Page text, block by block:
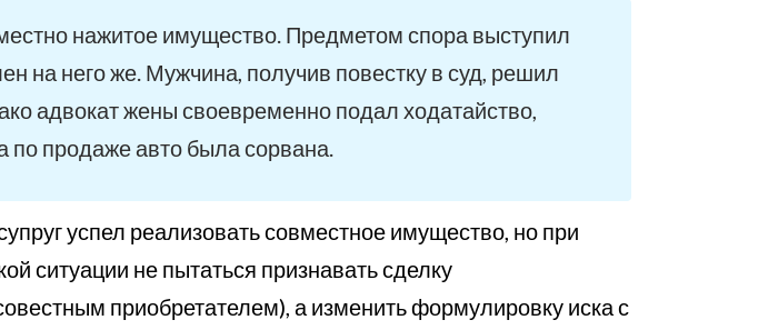
нажитое имущество. Предметом спора выступил
на него же. Мужчина, получив повестку в суд, решил
адвокат жены своевременно подал ходатайство,
по продаже авто была сорвана.
успел реализовать совместное имущество, но при
ситуации не пытаться признавать сделку
приобретателем), а изменить формулировку иска с